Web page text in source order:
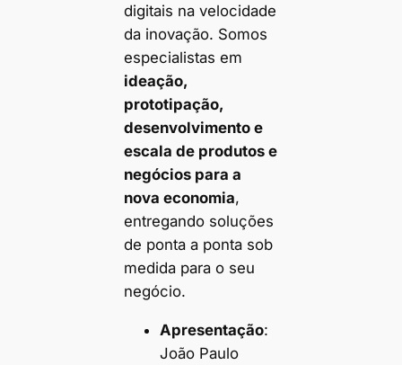
digitais na velocidade
da inovação. Somos
especialistas em
ideação,
prototipação,
desenvolvimento e
escala de produtos e
negócios para a
nova economia,
entregando soluções
de ponta a ponta sob
medida para o seu
negócio.
Apresentação:
João Paulo